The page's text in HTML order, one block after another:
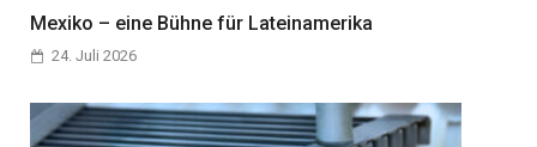
Mexiko – eine Bühne für Lateinamerika
24. Juli 2026